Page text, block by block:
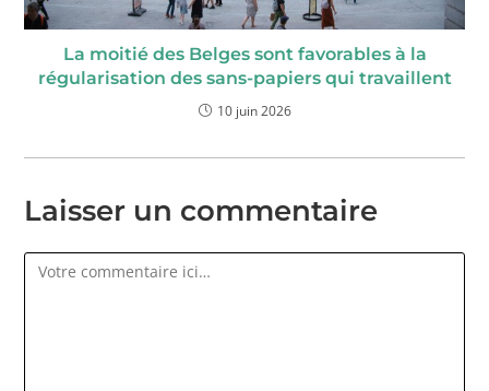
La moitié des Belges sont favorables à la
régularisation des sans-papiers qui travaillent
10 juin 2026
Laisser un commentaire